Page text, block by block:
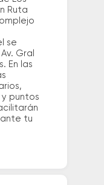
Ruta
se
Gral
En las
puntos
tu